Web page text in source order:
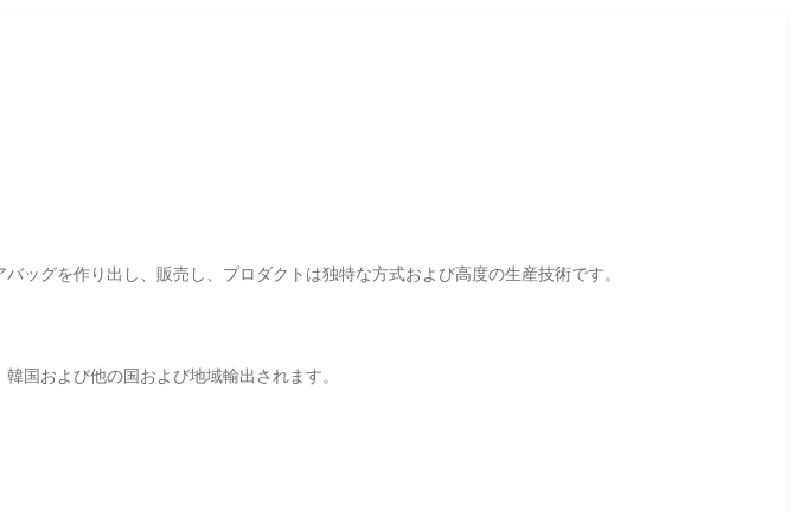
ッグを作り出し、販売し、プロダクトは独特な方式および高度の生産技術です。
国および他の国および地域輸出されます。